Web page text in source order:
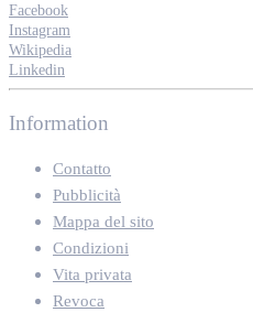
Facebook
Instagram
Wikipedia
Linkedin
Information
Contatto
Pubblicità
Mappa del sito
Condizioni
Vita privata
Revoca